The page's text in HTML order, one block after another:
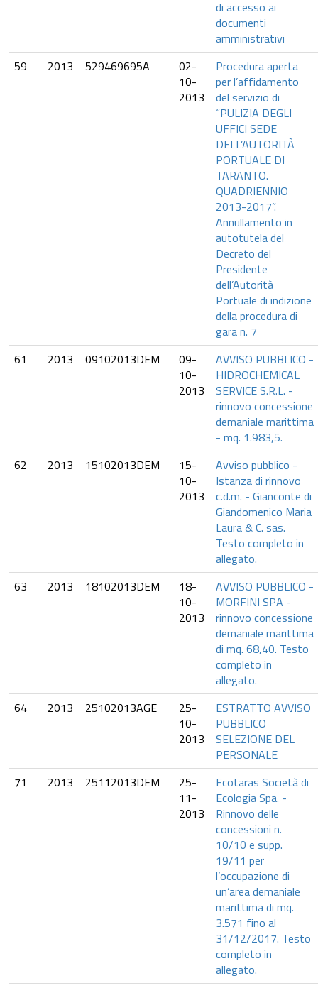
di accesso ai
documenti
amministrativi
59
2013 529469695A
02-
10-
2013
Procedura aperta
per l’affidamento
del servizio di
“PULIZIA DEGLI
UFFICI SEDE
DELL’AUTORITÀ
PORTUALE DI
TARANTO.
QUADRIENNIO
2013-2017”.
Annullamento in
autotutela del
Decreto del
Presidente
dell’Autorità
Portuale di indizione
della procedura di
gara n. 7
61
2013 09102013DEM
09-
10-
2013
AVVISO PUBBLICO -
HIDROCHEMICAL
SERVICE S.R.L. -
rinnovo concessione
demaniale marittima
- mq. 1.983,5.
62
2013 15102013DEM
15-
10-
2013
Avviso pubblico -
Istanza di rinnovo
c.d.m. - Gianconte di
Giandomenico Maria
Laura & C. sas.
Testo completo in
allegato.
63
2013 18102013DEM
18-
10-
2013
AVVISO PUBBLICO -
MORFINI SPA -
rinnovo concessione
demaniale marittima
di mq. 68,40. Testo
completo in
allegato.
64
2013 25102013AGE
25-
10-
2013
ESTRATTO AVVISO
PUBBLICO
SELEZIONE DEL
PERSONALE
71
2013 25112013DEM
25-
11-
2013
Ecotaras Società di
Ecologia Spa. -
Rinnovo delle
concessioni n.
10/10 e supp.
19/11 per
l’occupazione di
un’area demaniale
marittima di mq.
3.571 fino al
31/12/2017. Testo
completo in
allegato.